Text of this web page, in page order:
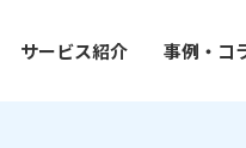
サービス紹介 事例・コ